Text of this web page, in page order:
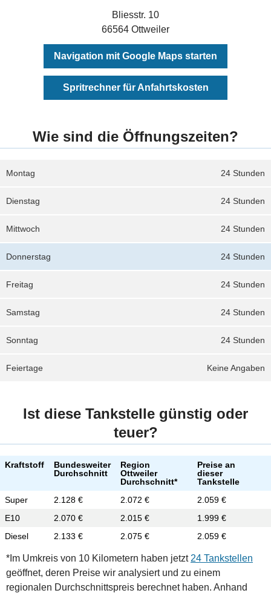
Bliesstr. 10
66564 Ottweiler
Navigation mit Google Maps starten
Spritrechner für Anfahrtskosten
Wie sind die Öffnungszeiten?
24 Stunden
Montag
24 Stunden
Dienstag
24 Stunden
Mittwoch
24 Stunden
Donnerstag
24 Stunden
Freitag
24 Stunden
Samstag
24 Stunden
Sonntag
Keine Angaben
Feiertage
Ist diese Tankstelle günstig oder
teuer?
Kraftstoff
Bundesweiter
Durchschnitt
Region
Ottweiler
Durchschnitt*
Preise an
dieser
Tankstelle
Super
2.128 € 2.072 €
2.059 €
E10
2.070 € 2.015 €
1.999 €
Diesel
2.133 € 2.075 € 2.059 €
*Im Umkreis von 10 Kilometern haben jetzt 24 Tankstellen
geöffnet, deren Preise wir analysiert und zu einem
regionalen Durchschnittspreis berechnet haben. Anhand